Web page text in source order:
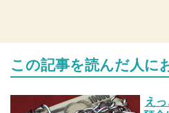
この記事を読んだ人に
え